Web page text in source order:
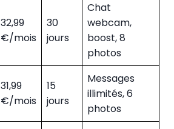
32,99
€/mois
30
jours
Chat
webcam,
boost, 8
photos
31,99
€/mois
15
jours
Messages
illimités, 6
photos